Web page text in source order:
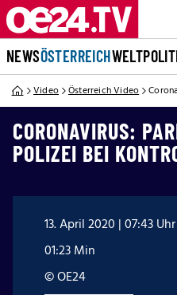
NEWSÖSTERREICHWELT
Video Österreich Video
CORONAVIRUS:
POLIZEI BEI
13. April 2020 | 07:43 Uhr
01:23 Min
© OE24